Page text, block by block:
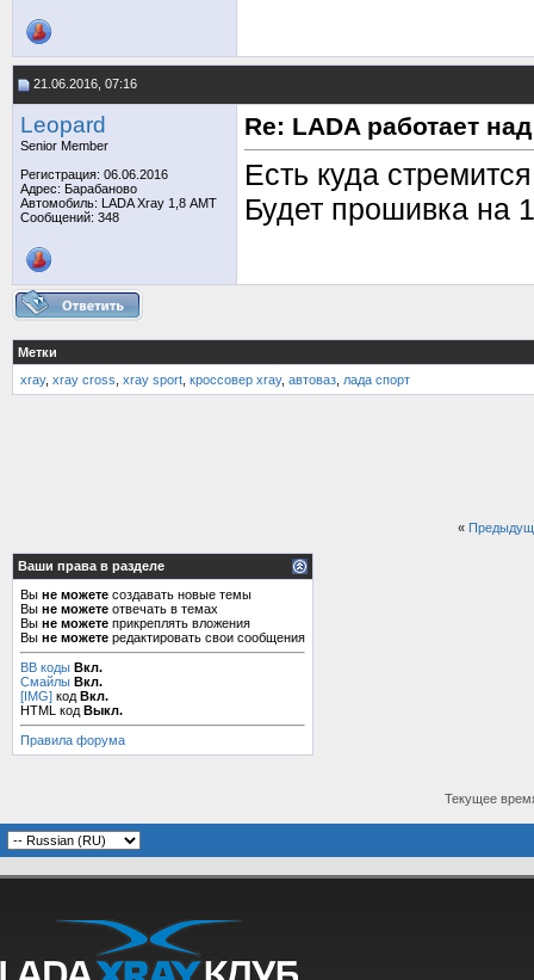
21.06.2016, 07:16
Leopard
Senior Member
Регистрация: 06.06.2016
Адрес: Барабаново
Автомобиль: LADA Xray 1,8 АМТ
Сообщений: 348
Re: LADA работает
Есть куда
Будет прошивка на
Метки
xray, xray cross xray sport кроссовер xray, автоваз лада спорт
«
Ваши права в разделе
Вы не можете создавать новые темы
Вы не можете отвечать в темах
Вы не можете прикреплять вложения
Вы не можете редактировать свои сообщения
BB коды Вкл.
Смайлы Вкл.
[IMG] код Вкл.
HTML код Выкл.
Правила форума
Текущее